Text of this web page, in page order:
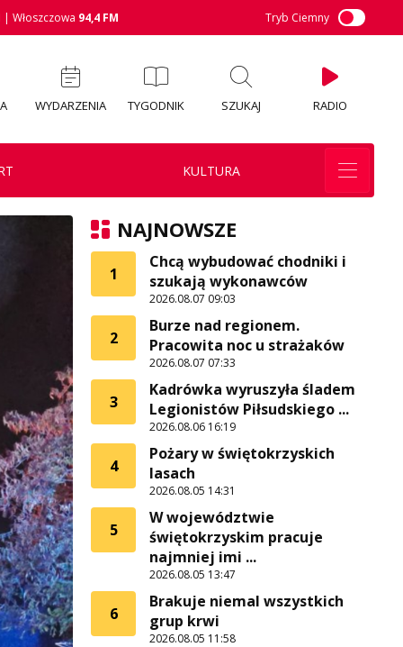
| Włoszczowa 94,4 FM Tryb Ciemny
WYDARZENIA TYGODNIK SZUKAJ RADIO
KULTURA
NAJNOWSZE
1
Chcą wybudować chodniki i
szukają wykonawców
2026.08.07 09:03
2
Burze nad regionem.
Pracowita noc u strażaków
2026.08.07 07:33
3
Kadrówka wyruszyła śladem
Legionistów Piłsudskiego ...
2026.08.06 16:19
4
Pożary w świętokrzyskich
lasach
2026.08.05 14:31
5
W województwie
świętokrzyskim pracuje
najmniej imi ...
2026.08.05 13:47
6
Brakuje niemal wszystkich
grup krwi
2026.08.05 11:58